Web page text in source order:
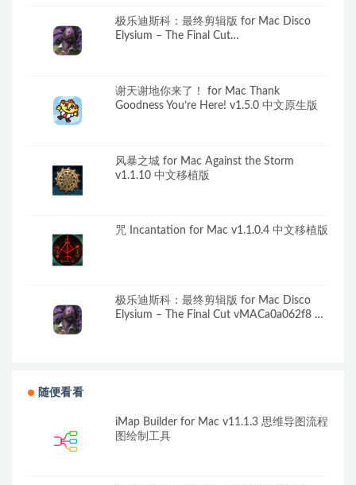
极乐迪斯科：最终剪辑版 for Mac Disco
Elysium – The Final Cut
谢天谢地你来了！ for Mac Thank
Goodness You’re Here! v1.5.0 中文原生版
风暴之城 for Mac Against the Storm
v1.1.10 中文移植版
咒 Incantation for Mac v1.1.0.4 中文移植版
极乐迪斯科：最终剪辑版 for Mac Disco
Elysium – The Final Cut vMACa0a062f8 中
随便看看
iMap Builder for Mac v11.1.3 思维导图流程
图绘制工具